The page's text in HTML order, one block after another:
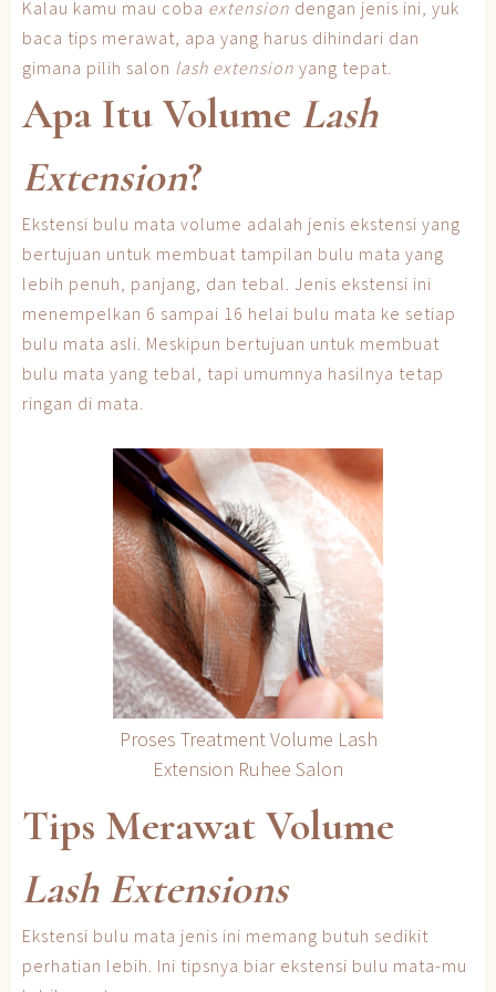
Kalau kamu mau coba extension dengan jenis ini, yuk
baca tips merawat, apa yang harus dihindari dan
gimana pilih salon lash extension yang tepat.
Apa Itu Volume Lash
Extension?
Ekstensi bulu mata volume adalah jenis ekstensi yang
bertujuan untuk membuat tampilan bulu mata yang
lebih penuh, panjang, dan tebal. Jenis ekstensi ini
menempelkan 6 sampai 16 helai bulu mata ke setiap
bulu mata asli. Meskipun bertujuan untuk membuat
bulu mata yang tebal, tapi umumnya hasilnya tetap
ringan di mata.
Proses Treatment Volume Lash
Extension Ruhee Salon
Tips Merawat Volume
Lash Extensions
Ekstensi bulu mata jenis ini memang butuh sedikit
perhatian lebih. Ini tipsnya biar ekstensi bulu mata-mu